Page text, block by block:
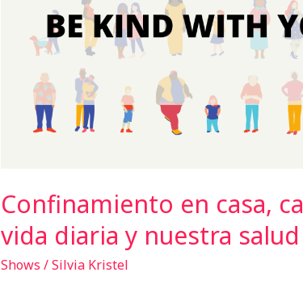
Confinamiento en casa,
vida diaria y nuestra
Shows /Silvia Kristel
nuestra
mental.